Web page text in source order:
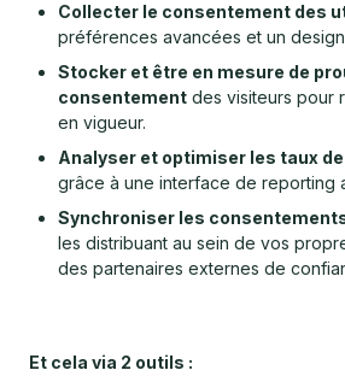
Collecter le consentement des
préférences avancées et un
Stocker et être en mesure de
consentement des visiteurs pour
en vigueur.
Analyser et optimiser les taux
grâce à une interface de reporting
Synchroniser les
les distribuant au sein de vos
des partenaires externes de
Et cela via 2 outils :